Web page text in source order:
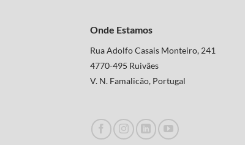
Onde Estamos
Rua Adolfo Casais Monteiro, 241
4770-495 Ruivães
V. N. Famalicão, Portugal